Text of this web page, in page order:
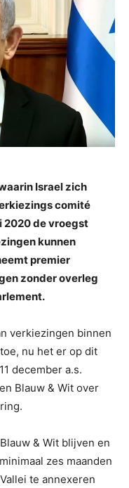
Israel zich
comité
2020 de vroegst
kunnen
premier
zonder overleg
verkiezingen binnen
nu het er op dit
december a.s.
Blauw & Wit over
& Wit blijven en
zes maanden
te annexeren